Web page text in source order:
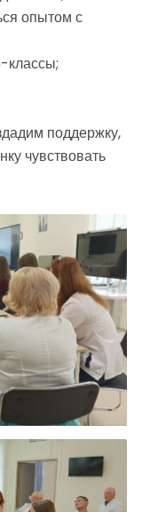
опытом с
классы;
поддержку,
чувствовать